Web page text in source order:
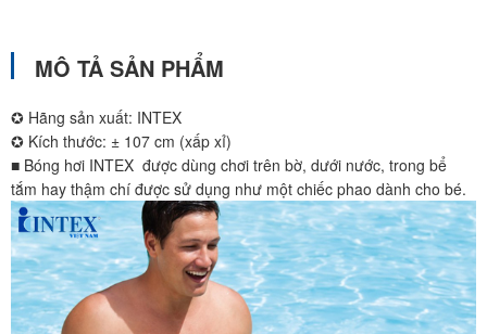
MÔ TẢ SẢN PHẨM
✪ Hãng sản xuất: INTEX
✪ Kích thước: ± 107 cm (xấp xỉ)
■ Bóng hơi INTEX được dùng chơi trên bờ, dưới nước, trong bể
tắm hay thậm chí được sử dụng như một chiếc phao dành cho bé.